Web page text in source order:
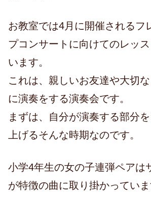
お教室では4月に開催されるフ
プコンサートに向けてのレッ
います。
これは、親しいお友達や大切
に演奏をする演奏会です。
まずは、自分が演奏する部分
上げるそんな時期なのです。
小学4年生の女の子連弾ペアは
が特徴の曲に取り掛かっていま